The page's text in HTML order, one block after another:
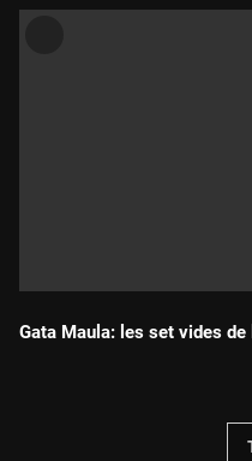
Gata Maula: les set vides